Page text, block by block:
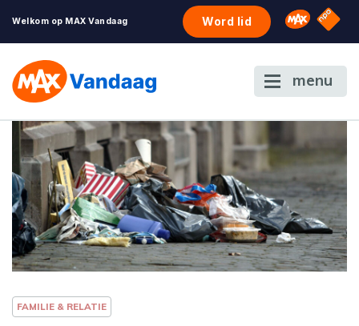
Welkom op MAX Vandaag Word lid Omroep
NPO
menu
FAMILIE & RELATIE